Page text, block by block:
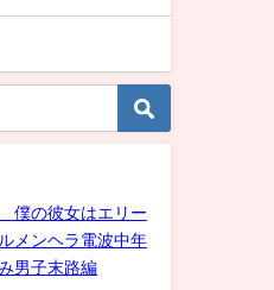
僕の彼女はエリー
メンヘラ電波中年
男子末路編